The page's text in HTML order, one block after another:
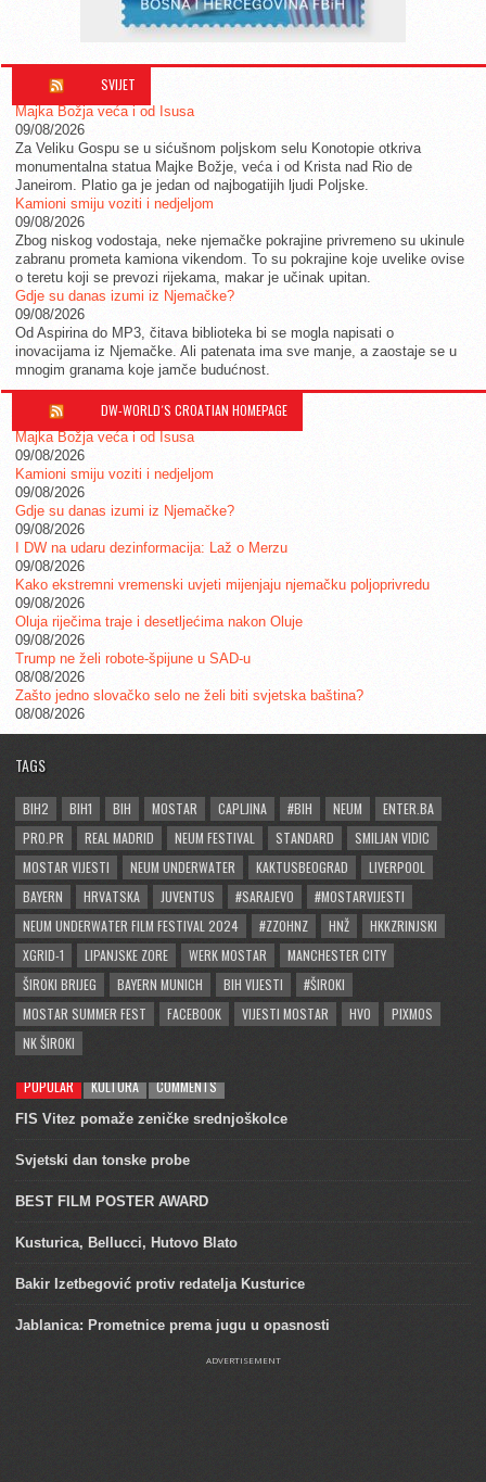
SVIJET
Majka Božja veća i od Isusa
09/08/2026
Za Veliku Gospu se u sićušnom poljskom selu Konotopie otkriva
monumentalna statua Majke Božje, veća i od Krista nad Rio de
Janeirom. Platio ga je jedan od najbogatijih ljudi Poljske.
Kamioni smiju voziti i nedjeljom
09/08/2026
Zbog niskog vodostaja, neke njemačke pokrajine privremeno su ukinule
zabranu prometa kamiona vikendom. To su pokrajine koje uvelike ovise
o teretu koji se prevozi rijekama, makar je učinak upitan.
Gdje su danas izumi iz Njemačke?
09/08/2026
Od Aspirina do MP3, čitava biblioteka bi se mogla napisati o
inovacijama iz Njemačke. Ali patenata ima sve manje, a zaostaje se u
mnogim granama koje jamče budućnost.
DW-WORLD´S CROATIAN HOMEPAGE
Majka Božja veća i od Isusa
09/08/2026
Kamioni smiju voziti i nedjeljom
09/08/2026
Gdje su danas izumi iz Njemačke?
09/08/2026
I DW na udaru dezinformacija: Laž o Merzu
09/08/2026
Kako ekstremni vremenski uvjeti mijenjaju njemačku poljoprivredu
09/08/2026
Oluja riječima traje i desetljećima nakon Oluje
09/08/2026
Trump ne želi robote-špijune u SAD-u
08/08/2026
Zašto jedno slovačko selo ne želi biti svjetska baština?
08/08/2026
TAGS
BIH2 BIH1 BIH MOSTAR CAPLJINA #BIH NEUM
ENTER.BA
PRO.PR
REAL MADRID NEUM FESTIVAL STANDARD
SMILJAN VIDIC
MOSTAR VIJESTI
NEUM UNDERWATER KAKTUSBEOGRAD
LIVERPOOL
BAYERN
HRVATSKA JUVENTUS #SARAJEVO
#MOSTARVIJESTI
NEUM UNDERWATER FILM FESTIVAL 2024
#ZZOHNZ HNŽ
HKKZRINJSKI
XGRID-1
LIPANJSKE ZORE WERK MOSTAR
MANCHESTER CITY
ŠIROKI BRIJEG
BAYERN MUNICH BIH VIJESTI
#ŠIROKI
MOSTAR SUMMER FEST
FACEBOOK VIJESTI MOSTAR HVO
PIXMOS
NK ŠIROKI
POPULAR KULTURA COMMENTS
FIS Vitez pomaže zeničke srednjoškolce
Svjetski dan tonske probe
BEST FILM POSTER AWARD
Kusturica, Bellucci, Hutovo Blato
Bakir Izetbegović protiv redatelja Kusturice
Jablanica: Prometnice prema jugu u opasnosti
ADVERTISEMENT